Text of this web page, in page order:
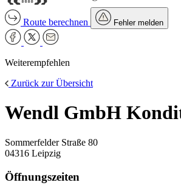
Route berechnen Fehler melden
Weiterempfehlen
Zurück zur Übersicht
Wendl GmbH
Sommerfelder Straße 80
04316 Leipzig
Öffnungszeiten